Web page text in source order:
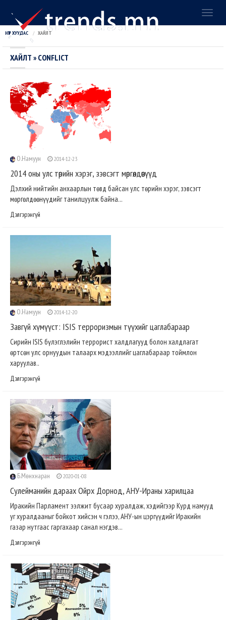
НҮҮР ХУУДАС ХАЙЛТ
ХАЙЛТ » CONFLICT
О.Намуун 2014-12-23
2014 оны улс төрийн хэрэг, зэвсэгт мөргөлдөөнүүд
Дэлхий нийтийн анхаарлын төвд байсан улс төрийн хэрэг, зэвсэгт
мөргөлдөөнүүдийг танилцуулж байна...
Дэлгэрэнгүй
О.Намуун 2014-12-20
Завгүй хүмүүст: ISIS терроризмын түүхийг цаглабараар
Сирийн ISIS бүлэглэлийн террорист халдлагууд болон халдлагат
өртсөн улс орнуудын талаарх мэдээллийг цаглабараар тоймлон
харуулав..
Дэлгэрэнгүй
Б.Мөнхнаран 2020-01-08
Сулейманийн дараах Ойрх Дорнод, АНУ-Ираны харилцаа
Иракийн Парламент ээлжит бусаар хуралдаж, хэдийгээр Курд намууд
уг хуралдааныг бойкот хийсэн ч гэлээ, АНУ-ын цэргүүдийг Иракийн
газар нутгаас гаргахаар санал нэгдэв...
Дэлгэрэнгүй